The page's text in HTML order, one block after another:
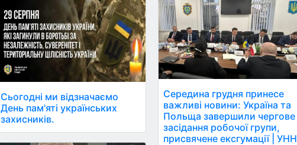
Сьогодні ми відзначаємо
День пам'яті українських
захисників.
Середина грудня принесе
важливі новини: Україна та
Польща завершили чергове
засідання робочої групи,
присвячене ексгумації | УНН